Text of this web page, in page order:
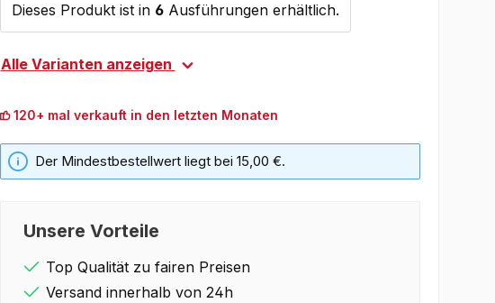
Dieses Produkt ist in 6Ausführungen erhältlich.
Alle Varianten anzeigen
120+ mal verkauft in den letzten Monaten
Der Mindestbestellwert liegt bei 15,00 €.
Unsere Vorteile
Top Qualität zu fairen Preisen
Versand innerhalb von 24h